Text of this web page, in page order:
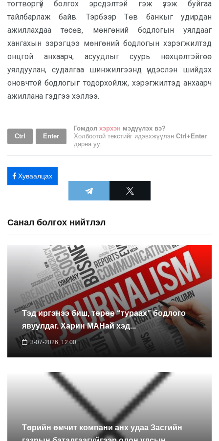
тогтворгүй болгох эрсдэлтэй гэж үзэж буйгаа
тайлбарлаж байв. Тэрбээр Төв банкыг удирдан
ажиллахдаа төсөв, мөнгөний бодлогын уялдааг
хангахын зэрэгцээ мөнгөний бодлогын хэрэгжилтэд
онцгой анхаарч, асуудлыг суурь нөхцөлтэйгөө
уялдуулан, судалгаа шинжилгээнд үндэслэн шийдэх
оновчтой бодлогыг тодорхойлж, хэрэгжилтэд анхаарч
ажиллана гэдгээ хэллээ.
Ctrl Enter
Гомдол хэрхэн мэдүүлэх вэ?
Холбоотой текстийг идэвхжүүлэн Ctrl+Enter
дарна уу.
Хуваалцах
Санал болгох нийтлэл
Тэд иргэнээ биш, төрөө “тураах” бодлого
явуулдаг. Харин МАНай хэд...
3-07-2026, 12:00
Төрийн өмчит компани анх удаа Засгийн